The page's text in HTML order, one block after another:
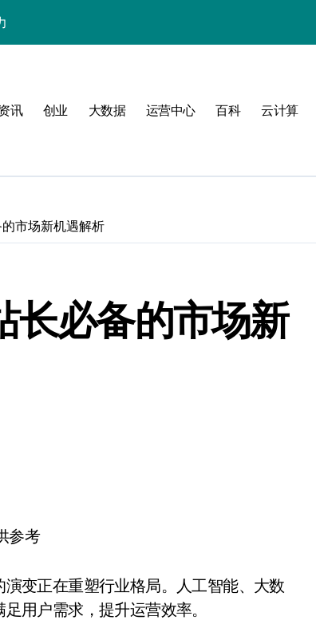
全掌控
优化
控局之道
攻略
讯 创业 大数据 运营中心 百科 云计算
市场新机遇解析
长必备的市场新
参考
变正在重塑行业格局。人工智能、大数
用户需求，提升运营效率。